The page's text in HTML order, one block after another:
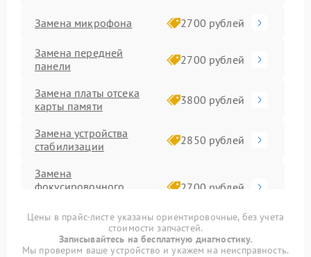
Замена микрофона 2700 рублей
Замена передней
панели
2700 рублей
Замена платы отсека
карты памяти
3800 рублей
Замена устройства
стабилизации
2850 рублей
Замена
фокусировочного
2700 рублей
Комплексная чистка 3500 рублей
Цены в прайс-листе указаны ориентировочные, без учета
стоимости запчастей.
Записывайтесь на бесплатную диагностику.
Мы проверим ваше устройство и укажем на неисправность.